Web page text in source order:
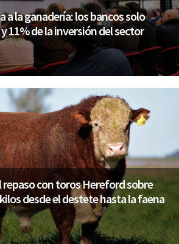
a la ganadería: los bancos solo
11% de la inversión del sector
repaso con toros Hereford sobre
desde el destete hasta la faena